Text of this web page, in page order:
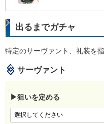
出るまでガチャ
特定のサーヴァント、礼装を
サーヴァント
▶狙いを定める